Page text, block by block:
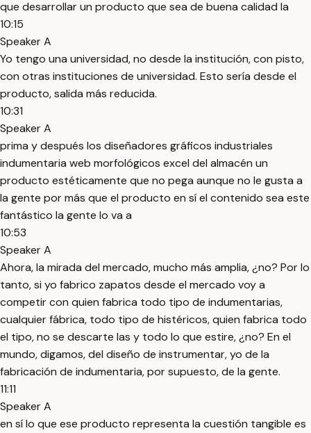
que desarrollar un producto que sea de buena calidad la
10:15
Speaker A
Yo tengo una universidad, no desde la institución, con pisto,
con otras instituciones de universidad. Esto sería desde el
producto, salida más reducida.
10:31
Speaker A
prima y después los diseñadores gráficos industriales
indumentaria web morfológicos excel del almacén un
producto estéticamente que no pega aunque no le gusta a
la gente por más que el producto en sí el contenido sea este
fantástico la gente lo va a
10:53
Speaker A
Ahora, la mirada del mercado, mucho más amplia, ¿no? Por lo
tanto, si yo fabrico zapatos desde el mercado voy a
competir con quien fabrica todo tipo de indumentarias,
cualquier fábrica, todo tipo de histéricos, quien fabrica todo
el tipo, no se descarte las y todo lo que estire, ¿no? En el
mundo, digamos, del diseño de instrumentar, yo de la
fabricación de indumentaria, por supuesto, de la gente.
11:11
Speaker A
en sí lo que ese producto representa la cuestión tangible es